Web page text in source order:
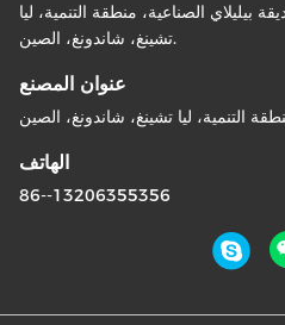
بيليلاي الصناعية، منطقة التنمية، ليا
تشينغ، شاندونغ، الصين.
عنوان المصنع
الهاتف
86--13206355356